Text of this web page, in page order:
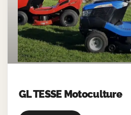
GL TESSE Motoculture